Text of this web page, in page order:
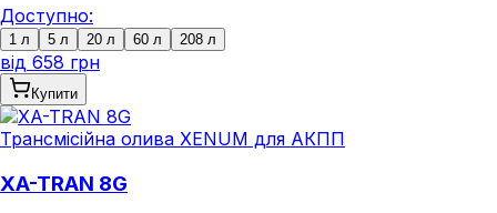
Доступно:
1 л 5 л 20 л 60 л 208 л
від 658 грн
Купити
Трансмісійна олива XENUM для АКПП
XA-TRAN 8G